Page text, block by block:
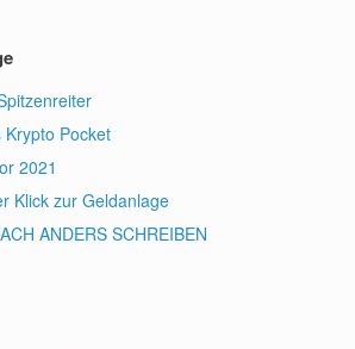
Pocket
2021
Klick zur Geldanlage
ANDERS SCHREIBEN